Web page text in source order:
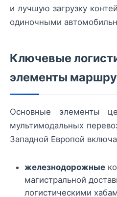
и лучшую загрузку
одиночными
Ключевые
элементы
Основные элементы
мультимодальных
Западной Европой
железнодорожные
магистральной
логистическими